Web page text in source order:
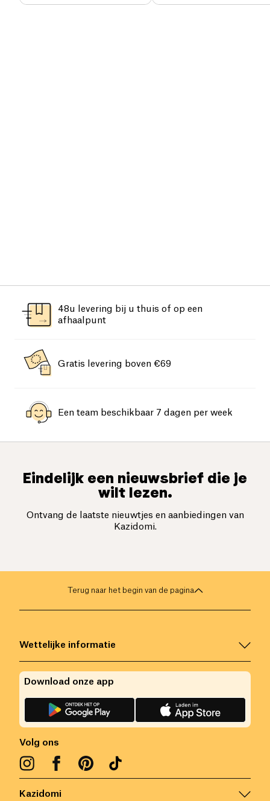
48u levering bij u thuis of op een
afhaalpunt
Gratis levering boven €69
Een team beschikbaar 7 dagen per week
Eindelijk een nieuwsbrief die je
wilt lezen.
Ontvang de laatste nieuwtjes en aanbiedingen van
Kazidomi.
Terug naar het begin van de pagina
Kazidomi
Wettelijke informatie
Volg ons
Download onze app